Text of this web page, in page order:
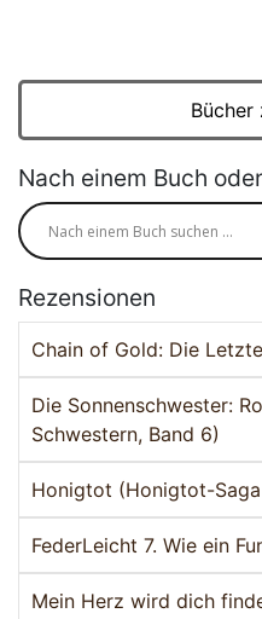
Bücher
Nach einem Buch
Rezensionen
Chain of Gold: Die
Die Sonnenschwester:
Schwestern, Band 6)
Honigtot (Honigtot-Saga
FederLeicht 7. Wie ein
Mein Herz wird dich